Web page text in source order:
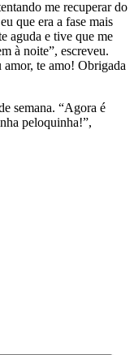
me recuperar do
que era a fase mais
aguda e tive que me
à noite”, escreveu.
te amo! Obrigada
semana. “Agora é
peloquinha!”,